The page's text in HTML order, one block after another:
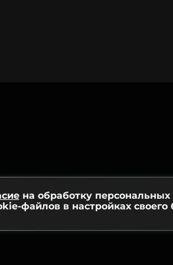
на обработку
файлов в настройках своего